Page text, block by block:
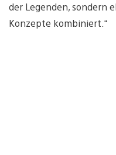
der Legenden, sondern
Konzepte kombiniert.“